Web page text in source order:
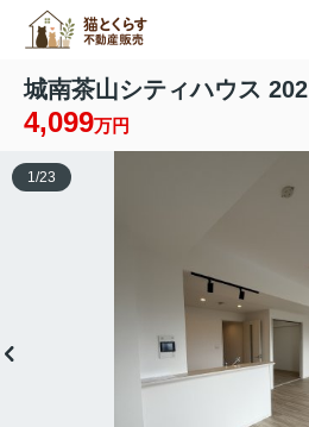
城南茶山シティハウス 202
4,099万円
1/23